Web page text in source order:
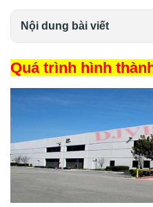
Nội dung bài viết
Quá trình hình